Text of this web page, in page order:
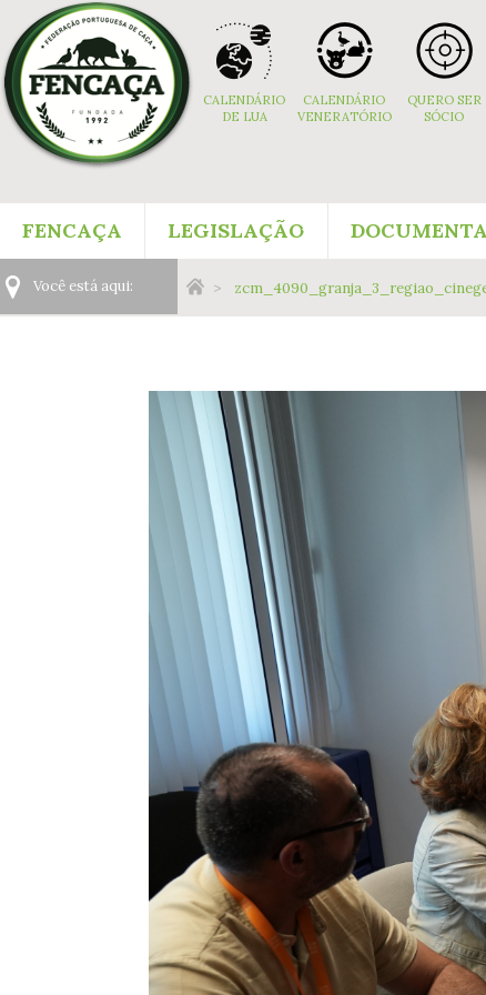
Navigation
Content
Footer
aux
Navigation
Menu:
CALENDÁRIO
DE LUA
CALENDÁRIO
VENERATÓRIO
QUERO SER
SÓCIO
Main
Navigation
FENCAÇA LEGISLAÇÃO
Você
Você está aqui: